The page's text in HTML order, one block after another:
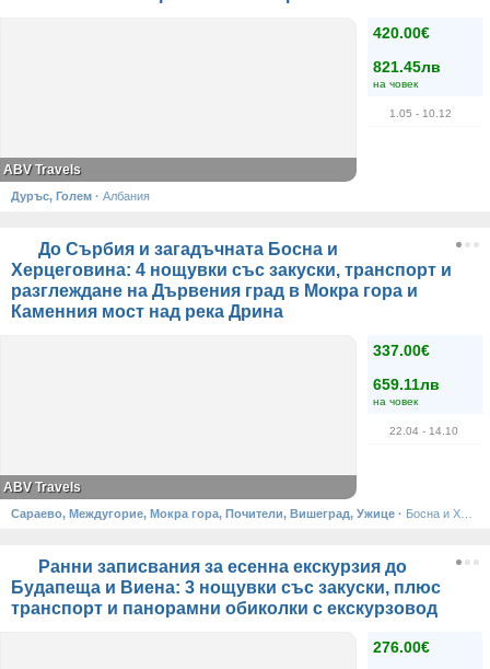
420.00€
821.45лв
на човек
1.05 - 10.12
ABV Travels
Дуръс, Голем · Албания
До Сърбия и загадъчната Босна и
Херцеговина: 4 нощувки със закуски, транспорт и
разглеждане на Дървения град в Мокра гора и
Каменния мост над река Дрина
337.00€
659.11лв
на човек
22.04 - 14.10
ABV Travels
Сараево, Междугорие, Мокра гора, Почители, Вишеград, Ужице · Босна и Херцеговина, Сърбия
Ранни записвания за есенна екскурзия до
Будапеща и Виена: 3 нощувки със закуски, плюс
транспорт и панорамни обиколки с екскурзовод
276.00€